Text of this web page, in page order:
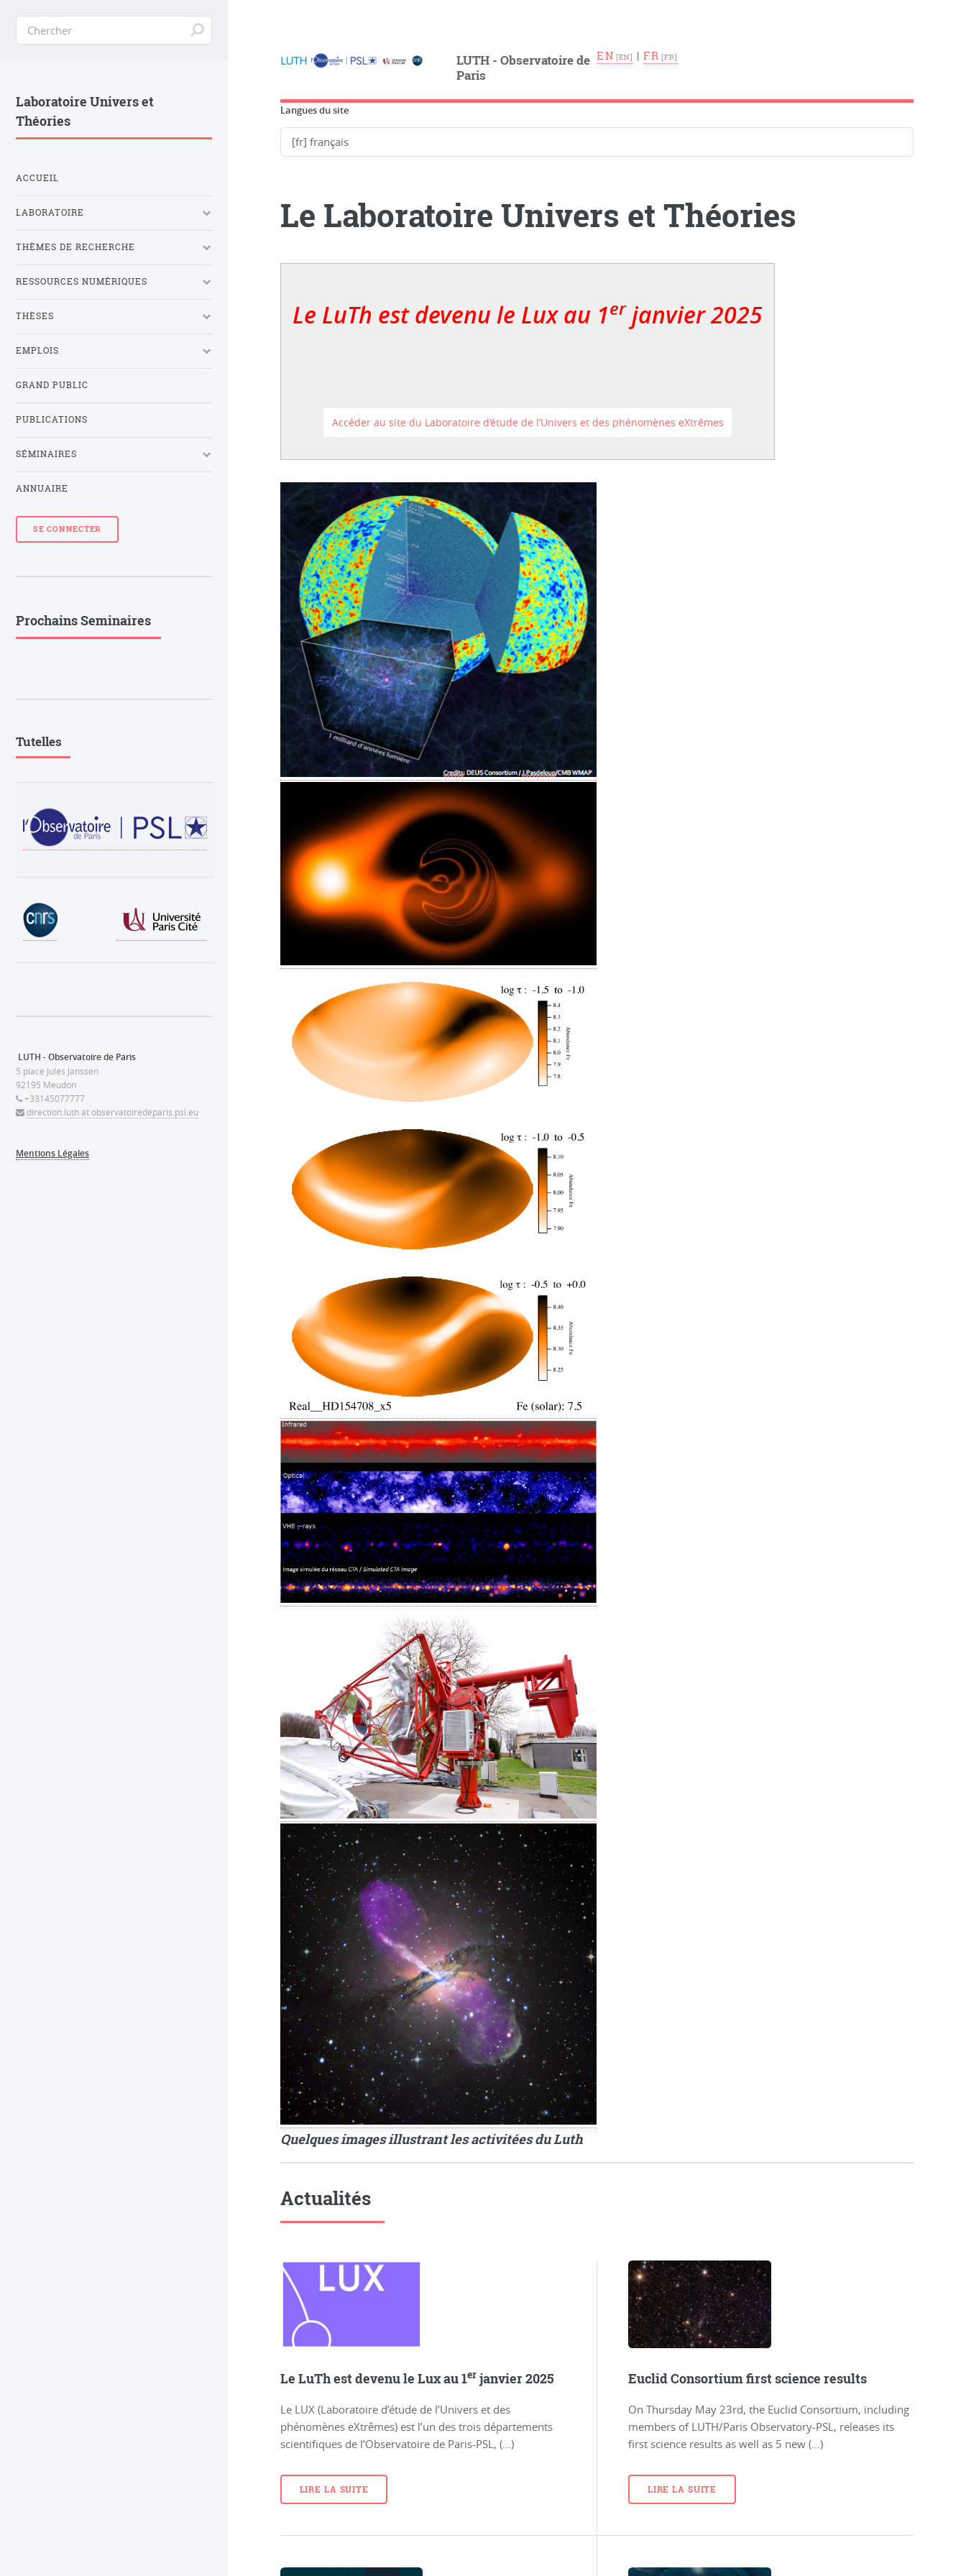
LUTH - Observatoire de
Paris
EN |FR
Langues du site
Le Laboratoire Univers et Théories
Le LuTh est devenu le Lux au 1erjanvier 2025
Accéder au site du Laboratoire d’étude de l’Univers et des phénomènes eXtrêmes
Quelques images illustrant les activitées du Luth
Actualités
Le LuTh est devenu le Lux au 1er janvier 2025
Le LUX (Laboratoire d’étude de l’Univers et des
phénomènes eXtrêmes) est l’un des trois départements
scientifiques de l’Observatoire de Paris-PSL, (…)
LIRE LA SUITE
Euclid Consortium first science results
On Thursday May 23rd, the Euclid Consortium, including
members of LUTH/Paris Observatory-PSL, releases its
first science results as well as 5 new (…)
LIRE LA SUITE
Laboratoire Univers et
Théories
ACCUEIL
LABORATOIRE
THÈMES DE RECHERCHE
RESSOURCES NUMÉRIQUES
THÈSES
EMPLOIS
GRAND PUBLIC
PUBLICATIONS
SÉMINAIRES
ANNUAIRE
SE CONNECTER
Prochains Seminaires
Tutelles
LUTH - Observatoire de Paris
5 place Jules Janssen
92195 Meudon
+33145077777
direction.luth at observatoiredeparis.psl.eu
Mentions Légales